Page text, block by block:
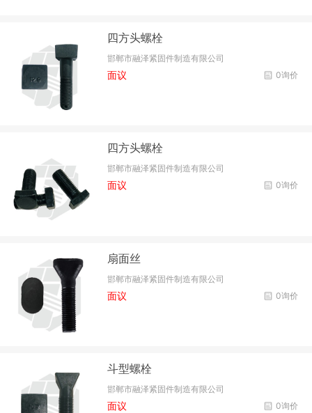
四方头螺栓
邯郸市融泽紧固件制造有限公司
0询价
面议
四方头螺栓
邯郸市融泽紧固件制造有限公司
0询价
面议
扇面丝
邯郸市融泽紧固件制造有限公司
0询价
面议
斗型螺栓
邯郸市融泽紧固件制造有限公司
0询价
面议